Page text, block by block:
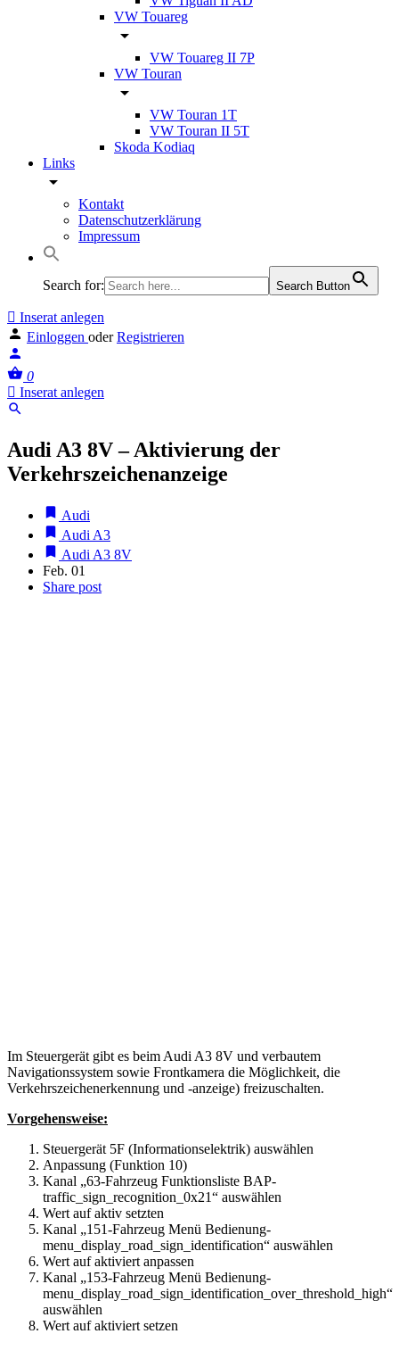
VW Touareg
VW Touareg II 7P
VW Touran
VW Touran 1T
VW Touran II 5T
Skoda Kodiaq
Links
Kontakt
Datenschutzerklärung
Impressum
Search for: Search Button
Inserat anlegen
Einloggen oder Registrieren
0
Inserat anlegen
Audi A3 8V – Aktivierung der
Verkehrszeichenanzeige
Audi
Audi A3
Audi A3 8V
Feb. 01
Share post
Im Steuergerät gibt es beim Audi A3 8V und verbautem
Navigationssystem sowie Frontkamera die Möglichkeit, die
Verkehrszeichenerkennung und -anzeige) freizuschalten.
Vorgehensweise:
Steuergerät 5F (Informationselektrik) auswählen
Anpassung (Funktion 10)
Kanal „63-Fahrzeug Funktionsliste BAP-
traffic_sign_recognition_0x21“ auswählen
Wert auf aktiv setzten
Kanal „151-Fahrzeug Menü Bedienung-
menu_display_road_sign_identification“ auswählen
Wert auf aktiviert anpassen
Kanal „153-Fahrzeug Menü Bedienung-
menu_display_road_sign_identification_over_threshold_high“
auswählen
Wert auf aktiviert setzen